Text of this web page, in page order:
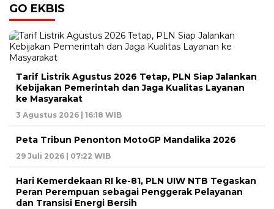
GO EKBIS
Tarif Listrik Agustus 2026 Tetap, PLN Siap Jalankan
Kebijakan Pemerintah dan Jaga Kualitas Layanan
ke Masyarakat
3 Agustus 2026 | 16:18 WIB
Peta Tribun Penonton MotoGP Mandalika 2026
29 Juli 2026 | 07:22 WIB
Hari Kemerdekaan RI ke-81, PLN UIW NTB Tegaskan
Peran Perempuan sebagai Penggerak Pelayanan
dan Transisi Energi Bersih